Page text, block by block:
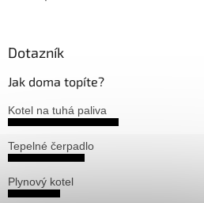
Dotazník
Jak doma topíte?
Kotel na tuhá paliva
Tepelné čerpadlo
Plynový kotel